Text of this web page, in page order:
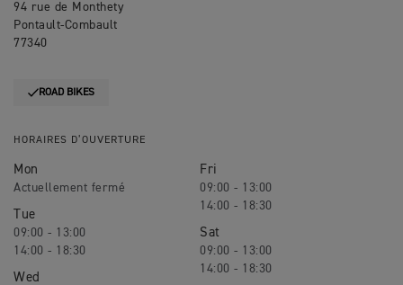
94 rue de Monthety
Pontault-Combault
77340
ROAD BIKES
HORAIRES D’OUVERTURE
Mon
Tue
09:00 - 13:00
14:00 - 18:30
Wed
Fri
09:00 - 13:00
14:00 - 18:30
Sat
09:00 - 13:00
14:00 - 18:30